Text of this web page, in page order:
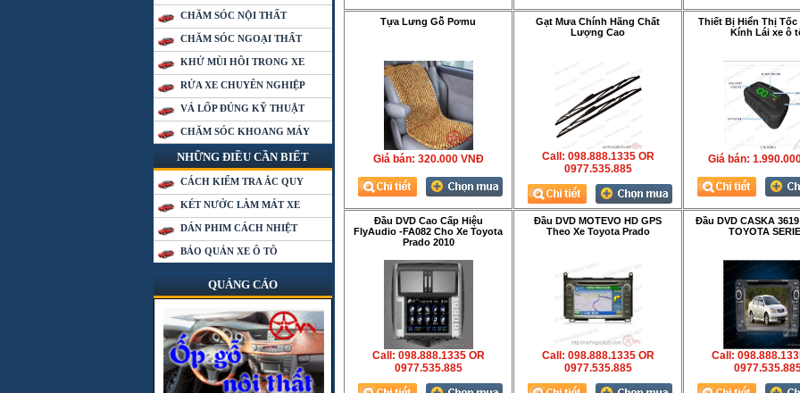
CHĂM SÓC NỘI THẤT
CHĂM SÓC NGOẠI THẤT
KHỬ MÙI HÔI TRONG XE
RỬA XE CHUYÊN NGHIỆP
VÁ LỐP ĐÚNG KỸ THUẬT
CHĂM SÓC KHOANG MÁY
NHỮNG ĐIỀU CẦN BIẾT
CÁCH KIỂM TRA ẮC QUY
KÉT NƯỚC LÀM MÁT XE
DÁN PHIM CÁCH NHIỆT
BẢO QUẢN XE Ô TÔ
QUẢNG CÁO
Tựa Lưng Gỗ Pơmu
Giá bán: 320.000 VNÐ
Gạt Mưa Chính Hãng Chất
Lượng Cao
Call: 098.888.1335 OR
0977.535.885
Thiết Bị Hiển Thị Tốc
Kính Lái xe ô
Giá bán:
Đầu DVD Cao Cấp Hiệu
FlyAudio -FA082 Cho Xe Toyota
Prado 2010
Call: 098.888.1335 OR
0977.535.885
Đầu DVD MOTEVO HD GPS
Theo Xe Toyota Prado
Call: 098.888.1335 OR
0977.535.885
Đầu DVD CASKA
TOYOTA
Call: